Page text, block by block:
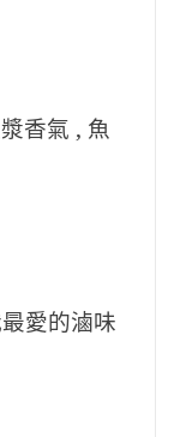
香氣 , 魚
愛的滷味